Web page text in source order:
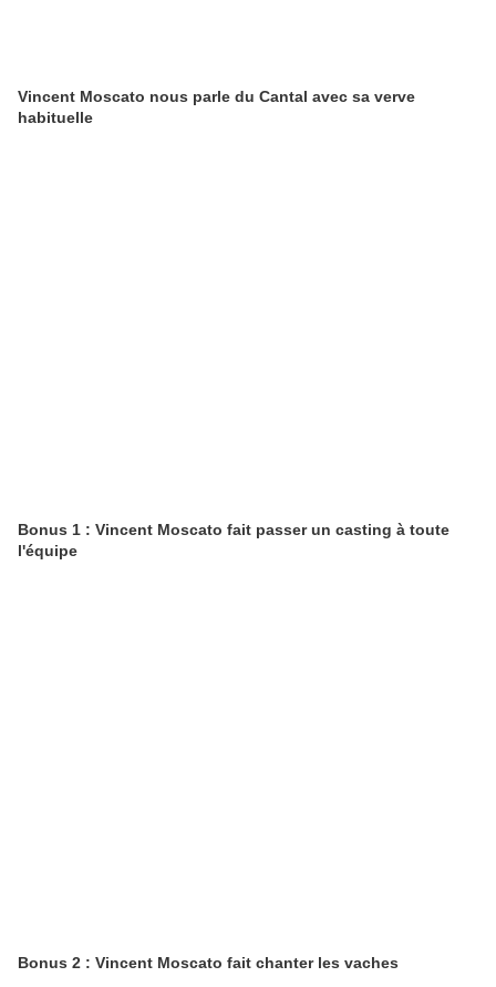
Vincent Moscato nous parle du Cantal avec sa verve
habituelle
Bonus 1 : Vincent Moscato fait passer un casting à toute
l'équipe
Bonus 2 : Vincent Moscato fait chanter les vaches